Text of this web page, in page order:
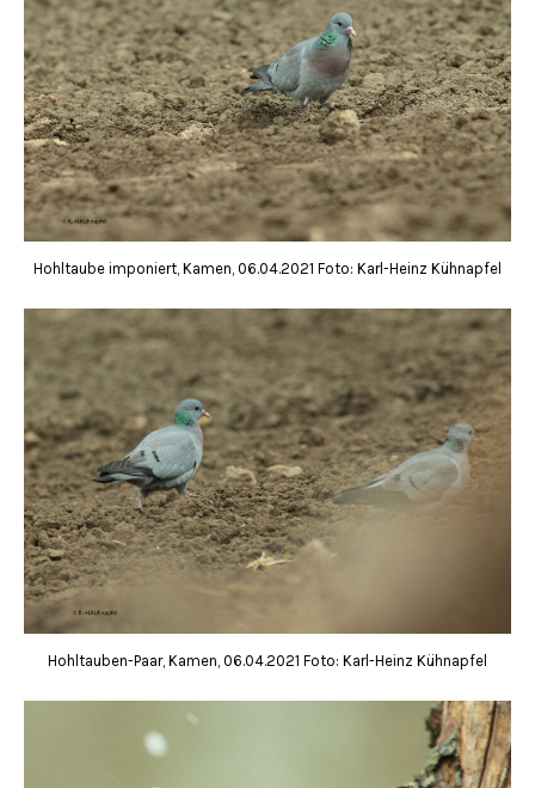
Hohltaube imponiert, Kamen, 06.04.2021 Foto: Karl-Heinz Kühnapfel
Hohltauben-Paar, Kamen, 06.04.2021 Foto: Karl-Heinz Kühnapfel